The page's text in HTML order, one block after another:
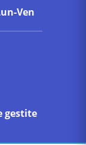
Ven
gestite